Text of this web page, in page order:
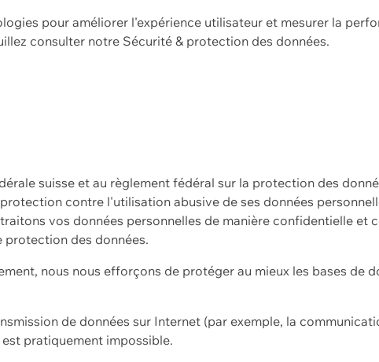
pour améliorer l'expérience utilisateur et mesurer la
consulter notre Sécurité & protection des données.
suisse et au règlement fédéral sur la protection des
contre l'utilisation abusive de ses données
vos données personnelles de manière confidentielle
protection des données.
nous nous efforçons de protéger au mieux les bases
de données sur Internet (par exemple, la
pratiquement impossible.